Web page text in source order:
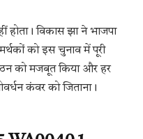
होता। विकास झा ने भाजपा
को इस चुनाव में पूरी
को मजबूत किया और हर
कंवर को जिताना।